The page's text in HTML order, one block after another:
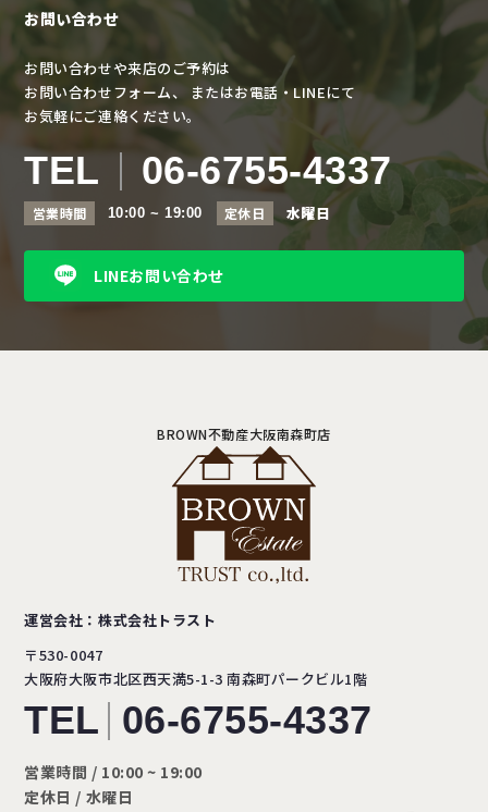
お問い合わせ
お問い合わせや来店のご予約は
お問い合わせフォーム、
またはお電話・LINEにて
お気軽にご連絡ください。
TEL 06-6755-4337
営業時間 10:00 ~ 19:00 定休日 水曜日
LINEお問い合わせ
BROWN不動産大阪南森町店
運営会社：株式会社トラスト
〒530-0047
大阪府大阪市北区西天満5-1-3南森町パークビル1階
TEL 06-6755-4337
営業時間 / 10:00 ~ 19:00
定休日 / 水曜日